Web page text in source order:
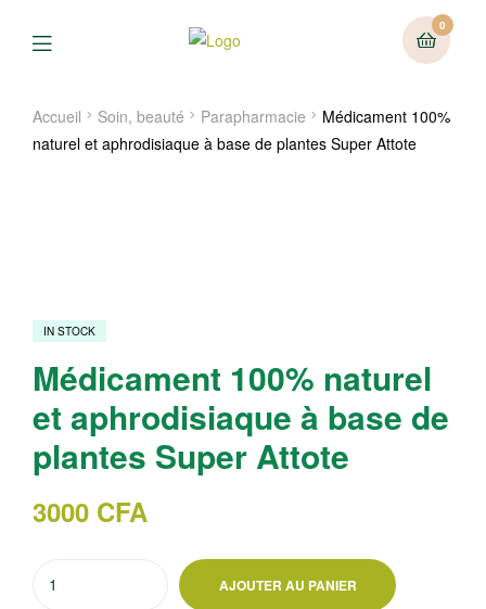
0
Menu
Accueil Soin, beauté Parapharmacie
Médicament 100%
naturel et aphrodisiaque à base de plantes Super Attote
IN STOCK
Médicament 100% naturel
et aphrodisiaque à base de
plantes Super Attote
3000 CFA
AJOUTER AU PANIER